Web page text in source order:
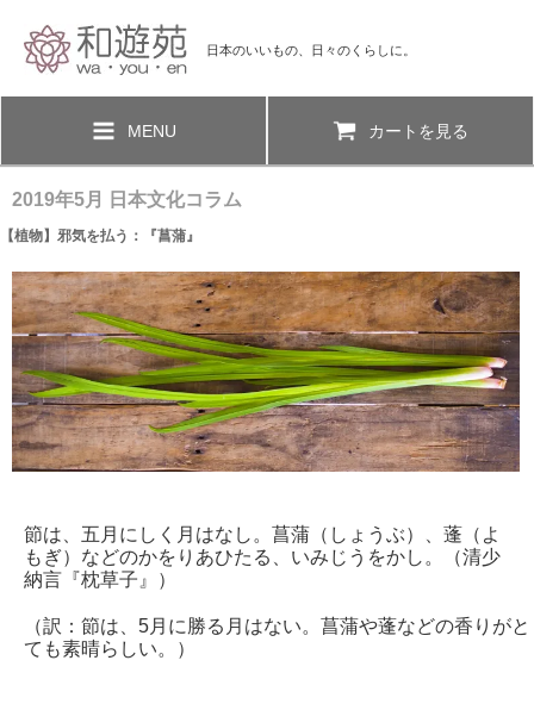
日本のいいもの、日々のくらしに。
MENU カートを見る
2019年5月 日本文化コラム
【植物】邪気を払う：『菖蒲』
節は、五月にしく月はなし。菖蒲（しょうぶ）、蓬（よ
もぎ）などのかをりあひたる、いみじうをかし。（清少
納言『枕草子』）
（訳：節は、5月に勝る月はない。菖蒲や蓬などの香りがと
ても素晴らしい。）